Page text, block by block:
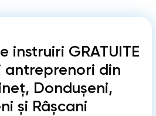
instruiri GRATUITE
antreprenori din
Dondușeni,
și Râșcani